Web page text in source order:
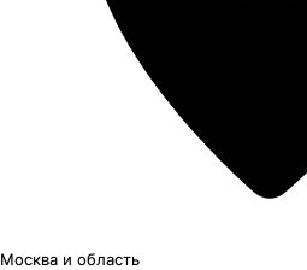
Москва и область